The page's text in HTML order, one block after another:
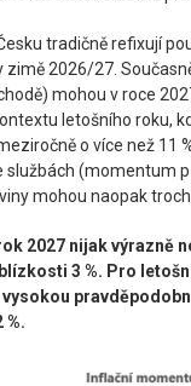
tradičně refixují
2026/27.
mohou v roce
letošního roku,
o více než 11
službách (momentum
mohou naopak
2027 nijak výrazně
3 %. Pro
vysokou
%.